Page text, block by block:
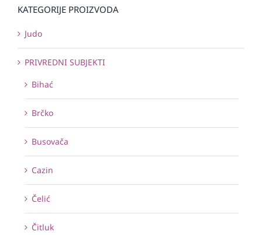
KATEGORIJE PROIZVODA
Judo
PRIVREDNI SUBJEKTI
Bihać
Brčko
Busovača
Cazin
Čelić
Čitluk